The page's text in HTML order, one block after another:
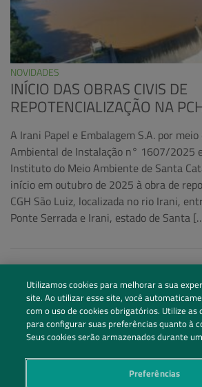
NOVIDADES
INÍCIO DAS OBRAS CIVIS DE
REPOTENCIALIZAÇÃO NA
A Irani Papel e Embalagem S.A. por
Ambiental de Instalação n° 1607/2025
Instituto do Meio Ambiente de Santa
início em outubro de 2025 à obra de
CGH São Luiz, localizada no rio Irani,
Ponte Serrada e Irani, estado de Santa
Utilizamos cookies para melhorar a sua
site. Ao utilizar esse site, você
com o uso de cookies obrigatórios. Utilize as
para configurar suas preferências quanto à
Seus cookies serão armazenados durante
Preferências